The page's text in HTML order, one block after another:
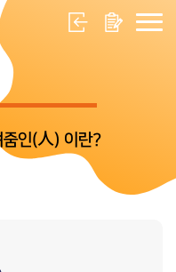
줌인(人) 이란?